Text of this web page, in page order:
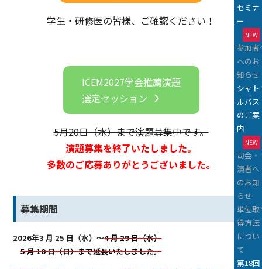
セミナ
ー
NEW
参加者
へのお
知らせ
シャト
ルバス
のご案
内
NEW
司会・
演者へ
のお知
らせ
単位取
得方法
につい
て
第18回
学生・研修医の皆様、ご確認ください！
ICEM2027学会推薦演題
選定セッション
5月20日（水）まで演題募集中です。
演題募集を終了いたしました。
多数のご応募ありがとうございました。
募集期間
2026年3 月 25 日（水）～4 月 29 日（水）
5 月 10 日（日）まで延長いたしました。